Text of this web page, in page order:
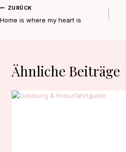
Beitragsnavigation
ZURÜCK
Home is where my heart is
Ähnliche Beiträge